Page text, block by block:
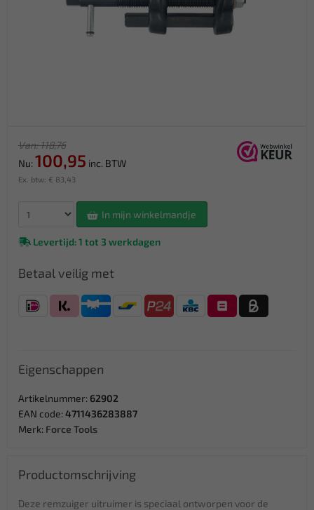
Van: 118,76
Nu: 100,95 inc. BTW
Ex. btw: € 83,43
In mijn winkelmandje
Levertijd: 1 tot 3 werkdagen
Betaal veilig met
Eigenschappen
Artikelnummer: 62902
EAN code: 4711436283887
Merk: Force Tools
Productomschrijving
Deze remzuiger uitruimer is speciaal ontworpen voor de